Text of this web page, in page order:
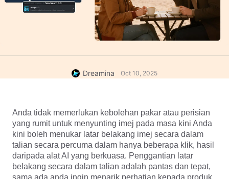
Dreamina Oct 10, 2025
Anda tidak memerlukan kebolehan pakar atau perisian
yang rumit untuk menyunting imej pada masa kini Anda
kini boleh menukar latar belakang imej secara dalam
talian secara percuma dalam hanya beberapa klik, hasil
daripada alat AI yang berkuasa. Penggantian latar
belakang secara dalam talian adalah pantas dan tepat,
sama ada anda ingin menarik perhatian kepada produk,